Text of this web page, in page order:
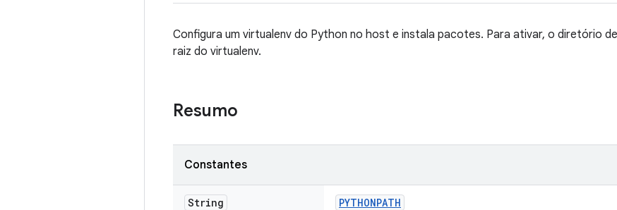
Configura um virtualenv do Python no host e instala pacotes. Para ativar, o diretório
raiz do virtualenv.
Resumo
Constantes
String PYTHONPATH